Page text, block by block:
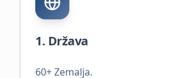
1. Država
60+ Zemalja.